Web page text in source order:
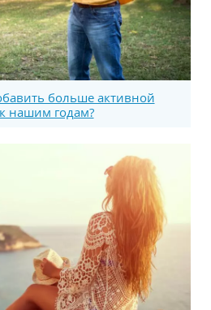
больше активной
нашим годам?